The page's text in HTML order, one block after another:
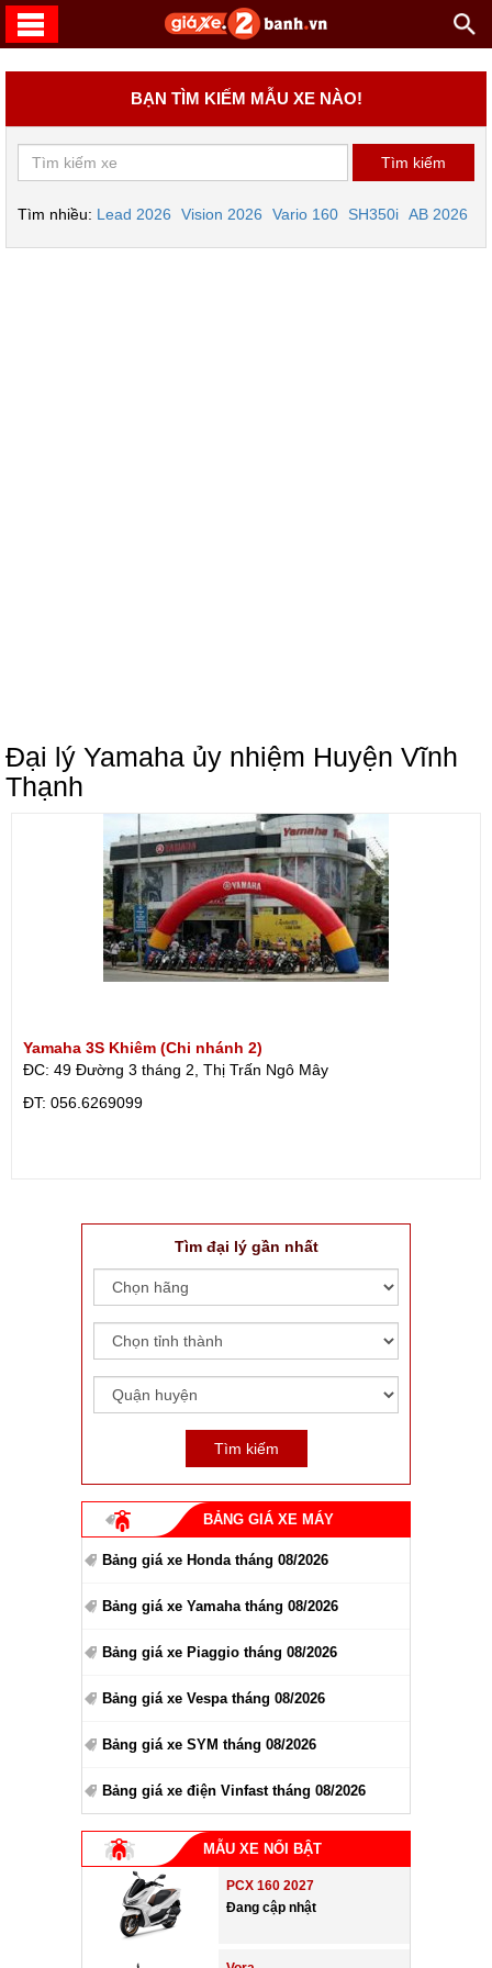
BẠN TÌM KIẾM MẪU XE NÀO!
Tìm nhiều: Lead 2026 Vision 2026 Vario 160 SH350i AB 2026
Đại lý Yamaha ủy nhiệm Huyện Vĩnh
Thạnh
Yamaha 3S Khiêm (Chi nhánh 2)
ĐC: 49 Đường 3 tháng 2, Thị Trấn Ngô Mây
ÐT: 056.6269099
Tìm đại lý gần nhất
BẢNG GIÁ XE MÁY
Bảng giá xe Honda tháng 08/2026
Bảng giá xe Yamaha tháng 08/2026
Bảng giá xe Piaggio tháng 08/2026
Bảng giá xe Vespa tháng 08/2026
Bảng giá xe SYM tháng 08/2026
Bảng giá xe điện Vinfast tháng 08/2026
MẪU XE NỔI BẬT
PCX 160 2027
Đang cập nhật